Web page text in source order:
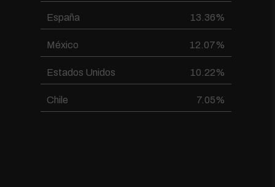
España 13.36%
México 12.07%
Estados Unidos 10.22%
Chile 7.05%